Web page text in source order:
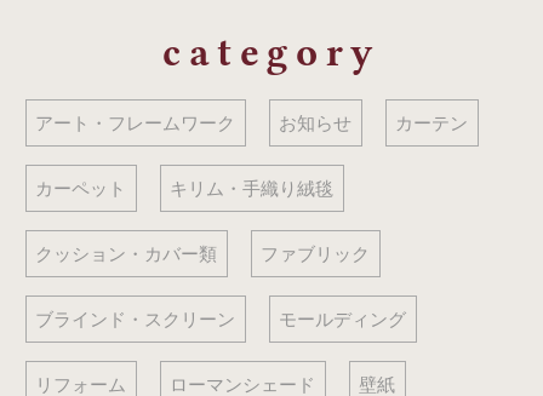
category
アート・フレームワーク お知らせ カーテン
カーペット キリム・手織り絨毯
クッション・カバー類 ファブリック
ブラインド・スクリーン モールディング
リフォーム ローマンシェード 壁紙